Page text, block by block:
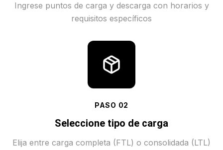
Ingrese puntos de carga y descarga con horarios y
requisitos específicos
PASO 02
Seleccione tipo de carga
Elija entre carga completa (FTL) o consolidada (LTL)